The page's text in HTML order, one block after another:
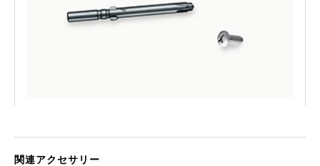
関連アクセサリー